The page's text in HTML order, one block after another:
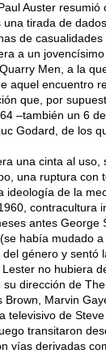
Auster
tirada de
de
a un
Men, a la
aquel encuentro
que, por
–también un 6
Godard, de los
una cinta al
una ruptura con
de la
contracultura
antes George
había mudado
género y sentó
no hubiera
dirección de
Marvin
de
transitaron
vías derivadas